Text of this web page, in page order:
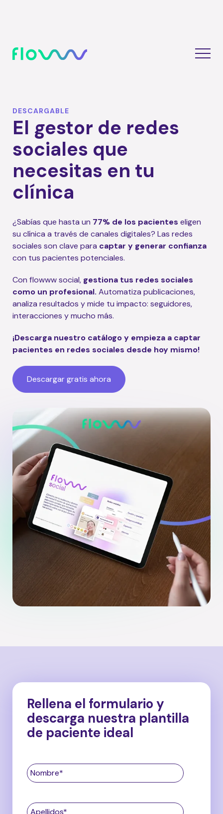
DESCARGABLE
El gestor de redes
sociales que
necesitas en tu
clínica
¿Sabías que hasta un 77% de los pacientes eligen
su clínica a través de canales digitales? Las redes
sociales son clave para captar y generar confianza
con tus pacientes potenciales.
Con flowww social, gestiona tus redes sociales
como un profesional. Automatiza publicaciones,
analiza resultados y mide tu impacto: seguidores,
interacciones y mucho más.
¡Descarga nuestro catálogo y empieza a captar
pacientes en redes sociales desde hoy mismo!
Descargar gratis ahora
Rellena el formulario y
descarga nuestra plantilla
de paciente ideal